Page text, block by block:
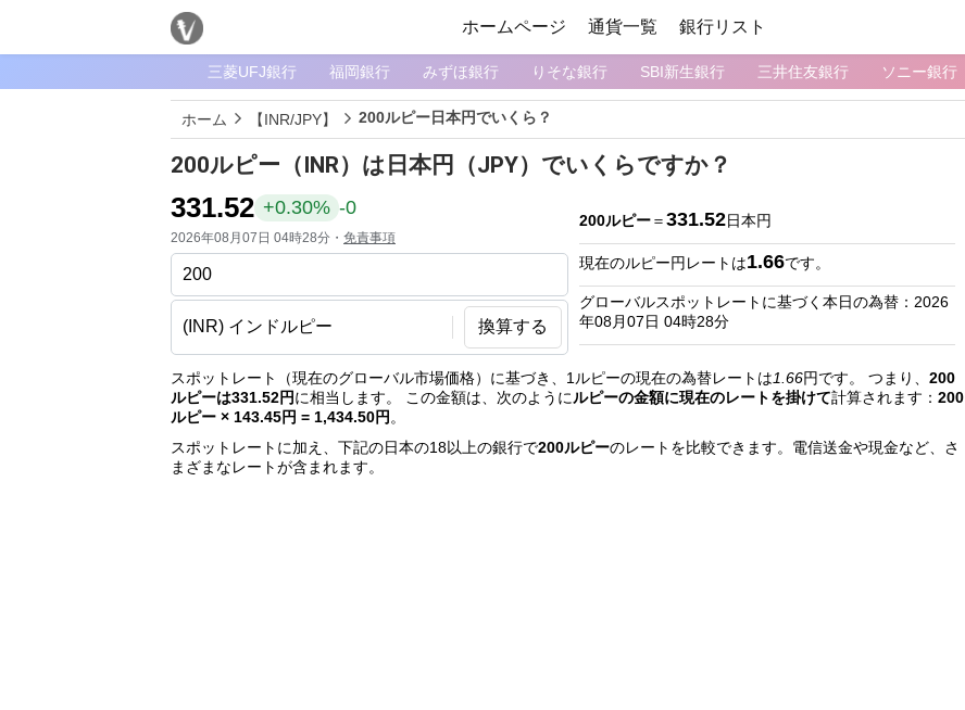
ホームページ 通貨一覧 銀行リスト
三菱UFJ銀行 福岡銀行 みずほ銀行 りそな銀行 SBI新生銀行 三井住友銀行 ソニー銀行
ホーム 【INR/JPY】 200ルピー日本円でいくら？
200ルピー（INR）は日本円（JPY）でいくらですか？
331.52 +0.30% -0
2026年08月07日 04時28分・ 免責事項
換算する
200ルピー＝331.52日本円
現在のルピー円レートは1.66です。
グローバルスポットレートに基づく本日の為替：2026
年08月07日 04時28分
スポットレート（現在のグローバル市場価格）に基づき、1ルピーの現在の為替レートは1.66円です。 つまり、 200
ルピーは331.52円に相当します。 この金額は、次のようにルピーの金額に現在のレートを掛けて計算されます： 200
ルピー × 143.45円 = 1,434.50円 。
スポットレートに加え、下記の日本の18以上の銀行で200ルピーのレートを比較できます。電信送金や現金など、さ
まざまなレートが含まれます。